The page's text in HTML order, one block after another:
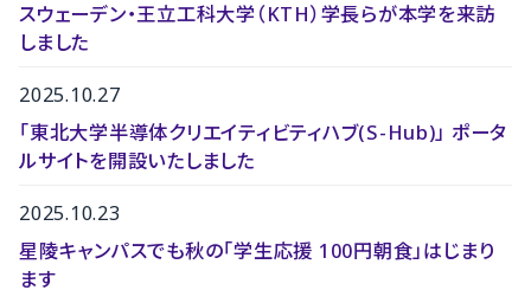
スウェーデン・王立工科大学（KTH）学長らが本学を来訪
しました
2025.10.27
「東北大学半導体クリエイティビティハブ(S-Hub)」 ポータ
ルサイトを開設いたしました
2025.10.23
星陵キャンパスでも秋の「学生応援 100円朝食」はじまり
ます